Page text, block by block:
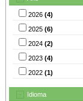
2026 (4)
2025 (6)
2024 (2)
2023 (4)
2022 (1)
Idioma